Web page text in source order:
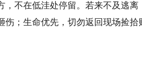
不在低洼处停留。若来不及逃离
；生命优先，切勿返回现场捡拾